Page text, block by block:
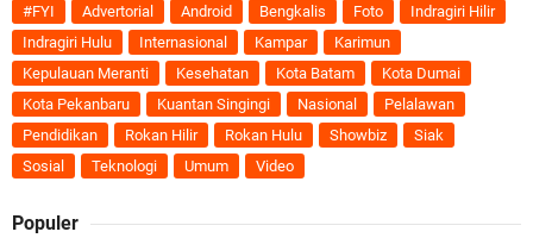
#FYI Advertorial Android Bengkalis Foto
Indragiri Hilir
Indragiri Hulu
Internasional Kampar
Karimun
Kepulauan Meranti
Kesehatan Kota Batam
Kota Dumai
Kota Pekanbaru
Kuantan Singingi Nasional
Pelalawan
Pendidikan
Rokan Hilir Rokan Hulu Showbiz
Siak
Sosial
Teknologi Umum Video
Populer